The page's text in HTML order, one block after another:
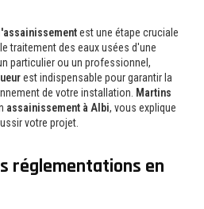
est une étape cruciale
traitement des eaux usées d'une
particulier ou un professionnel,
est indispensable pour garantir la
de votre installation. Martins
assainissement à Albi, vous explique
votre projet.
réglementations en